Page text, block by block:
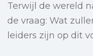
Terwijl de wereld
de vraag: Wat
leiders zijn op dit